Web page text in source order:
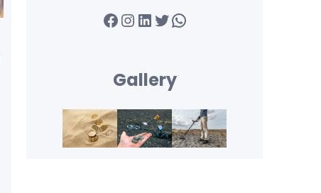
Facebook InstagramLinkedIn Twitter WhatsApp
Gallery